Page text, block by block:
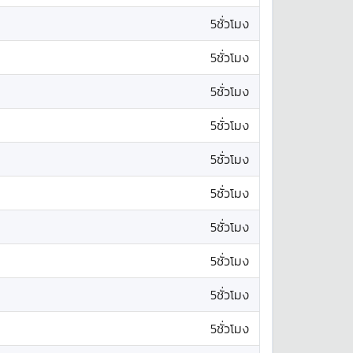
5ชั่วโมง
5ชั่วโมง
5ชั่วโมง
5ชั่วโมง
5ชั่วโมง
5ชั่วโมง
5ชั่วโมง
5ชั่วโมง
5ชั่วโมง
5ชั่วโมง